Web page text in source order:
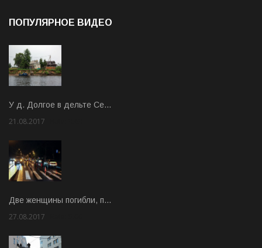
ПОПУЛЯРНОЕ ВИДЕО
У д. Долгое в дельте Се…
21.08.2017
Две женщины погибли, п…
27.08.2017